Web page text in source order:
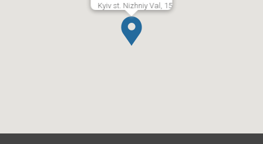
Kyiv st. Nizhniy Val, 15